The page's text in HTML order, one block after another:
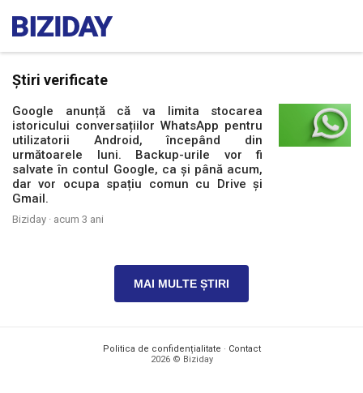
Știri verificate
Google anunță că va limita stocarea
istoricului conversațiilor WhatsApp pentru
utilizatorii Android, începând din
următoarele luni. Backup-urile vor fi
salvate în contul Google, ca și până acum,
dar vor ocupa spațiu comun cu Drive și
Gmail.
Biziday · acum 3 ani
MAI MULTE ȘTIRI
Politica de confidențialitate · Contact
2026 © Biziday